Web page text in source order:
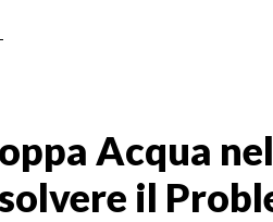
Acqua
il